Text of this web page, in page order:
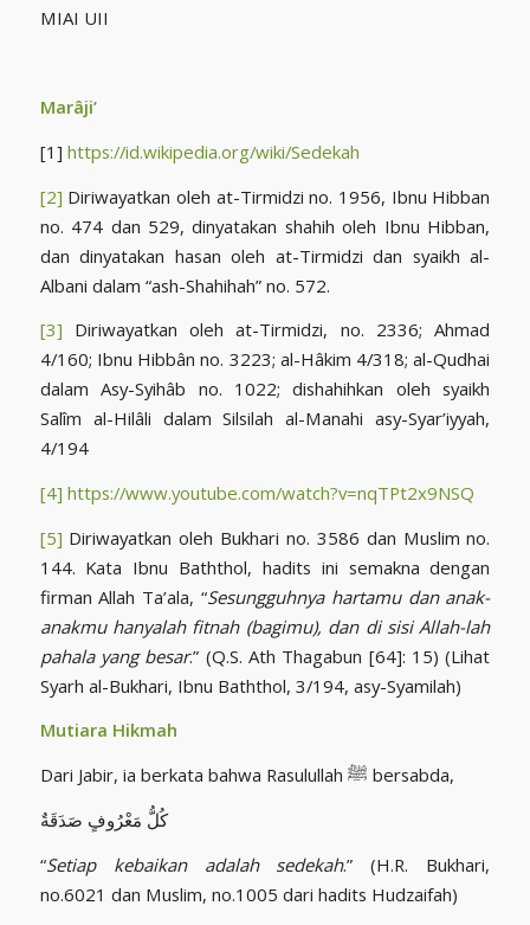
MIAI UII
Marâji’
[1] https://id.wikipedia.org/wiki/Sedekah
[2] Diriwayatkan oleh at-Tirmidzi no. 1956, Ibnu Hibban
no. 474 dan 529, dinyatakan shahih oleh Ibnu Hibban,
dan dinyatakan hasan oleh at-Tirmidzi dan syaikh al-
Albani dalam “ash-Shahihah” no. 572.
[3] Diriwayatkan oleh at-Tirmidzi, no. 2336; Ahmad
4/160; Ibnu Hibbân no. 3223; al-Hâkim 4/318; al-Qudhai
dalam Asy-Syihâb no. 1022; dishahihkan oleh syaikh
Salîm al-Hilâli dalam Silsilah al-Manahi asy-Syar’iyyah,
4/194
[4] https://www.youtube.com/watch?v=nqTPt2x9NSQ
[5] Diriwayatkan oleh Bukhari no. 3586 dan Muslim no.
144. Kata Ibnu Baththol, hadits ini semakna dengan
firman Allah Ta’ala, “Sesungguhnya hartamu dan anak-
anakmu hanyalah fitnah (bagimu), dan di sisi Allah-lah
pahala yang besar.” (Q.S. Ath Thagabun [64]: 15) (Lihat
Syarh al-Bukhari, Ibnu Baththol, 3/194, asy-Syamilah)
Mutiara Hikmah
Dari Jabir, ia berkata bahwa Rasulullah ﷺ bersabda,
كُلُّ مَعْرُوفٍ صَدَقَةٌ
“Setiap kebaikan adalah sedekah.” (H.R. Bukhari,
no.6021 dan Muslim, no.1005 dari hadits Hudzaifah)